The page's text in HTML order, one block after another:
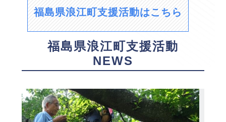
福島県浪江町支援活動はこちら
福島県浪江町支援活動
NEWS